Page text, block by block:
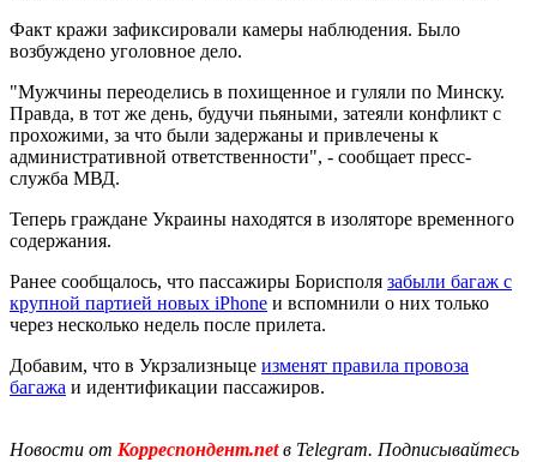
Факт кражи зафиксировали камеры наблюдения. Было
возбуждено уголовное дело.
"Мужчины переоделись в похищенное и гуляли по Минску.
Правда, в тот же день, будучи пьяными, затеяли конфликт с
прохожими, за что были задержаны и привлечены к
административной ответственности", - сообщает пресс-
служба МВД.
Теперь граждане Украины находятся в изоляторе временного
содержания.
Ранее сообщалось, что пассажиры Борисполя забыли багаж с
крупной партией новых iPhone и вспомнили о них только
через несколько недель после прилета.
Добавим, что в Укрзализныце изменят правила провоза
багажа и идентификации пассажиров.
Новости от Корреспондент.netв Telegram. Подписывайтесь